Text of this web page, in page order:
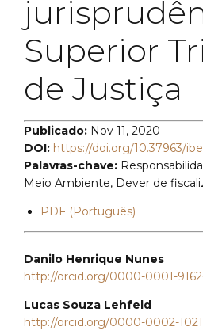
Superior
de Justiça
Publicado: Nov 11, 2020
DOI: https://doi.org/10.37963/
Palavras-chave:
Meio Ambiente, Dever de
PDF (Português)
Danilo Henrique Nunes
http://orcid.org/0000-0001-
Lucas Souza Lehfeld
http://orcid.org/0000-0002-